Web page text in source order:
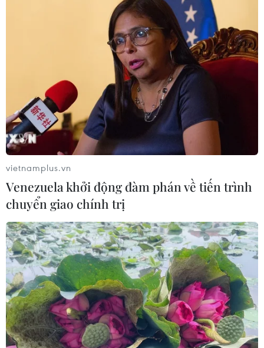
vietnamplus.vn
Venezuela khởi động đàm phán về tiến trình
chuyển giao chính trị